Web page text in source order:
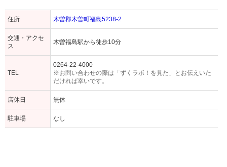
住所 木曽郡木曽町福島5238-2
交通・アクセ
ス
木曽福島駅から徒歩10分
TEL
0264-22-4000
※お問い合わせの際は「ずくラボ！を見た」とお伝えいた
だければ幸いです。
店休日 無休
駐車場 なし